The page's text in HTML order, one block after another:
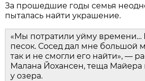
За прошедшие годы семья
пыталась найти украшение.
«Мы потратили уйму
песок. Сосед дал мне большой
так и не смогли его найти», —
Малана Йохансен, теща Майера
у озера.